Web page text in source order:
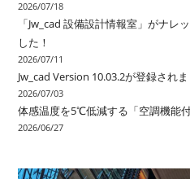
2026/07/18
「Jw_cad 設備設計情報室」がナレ
した！
2026/07/11
Jw_cad Version 10.03.2が登録され
2026/07/03
体感温度を5℃低減する「空調機能付
2026/06/27